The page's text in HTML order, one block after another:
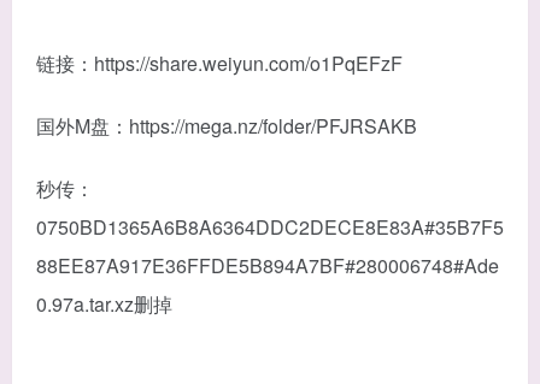
链接：https://share.weiyun.com/o1PqEFzF
国外M盘：https://mega.nz/folder/PFJRSAKB
秒传：
0750BD1365A6B8A6364DDC2DECE8E83A#35B7F5
88EE87A917E36FFDE5B894A7BF#280006748#Ade
0.97a.tar.xz删掉